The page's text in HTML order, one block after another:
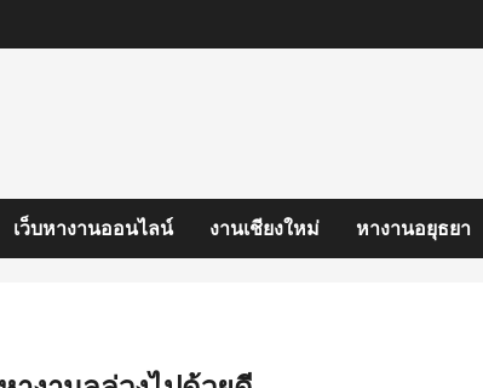
เว็บหางานออนไลน์ งานเชียงใหม่ หางานอยุธยา